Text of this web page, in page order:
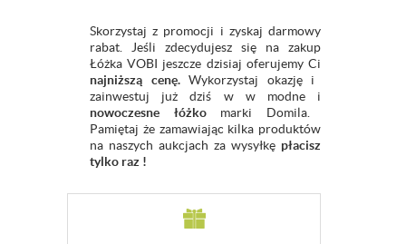
Skorzystaj z promocji i zyskaj darmowy
rabat. Jeśli zdecydujesz się na zakup
Łóżka VOBI jeszcze dzisiaj oferujemy Ci
najniższą cenę.Wykorzystaj okazję i
zainwestuj już dziś w w modne i
nowoczesne łóżko marki Domila.
Pamiętaj że zamawiając kilka produktów
na naszych aukcjach za wysyłkę płacisz
tylko raz !